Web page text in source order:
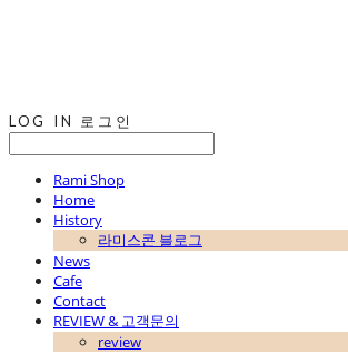
LOG IN 로그인
Rami Shop
Home
History
라미스콘 블로그
News
Cafe
Contact
REVIEW & 고객문의
review